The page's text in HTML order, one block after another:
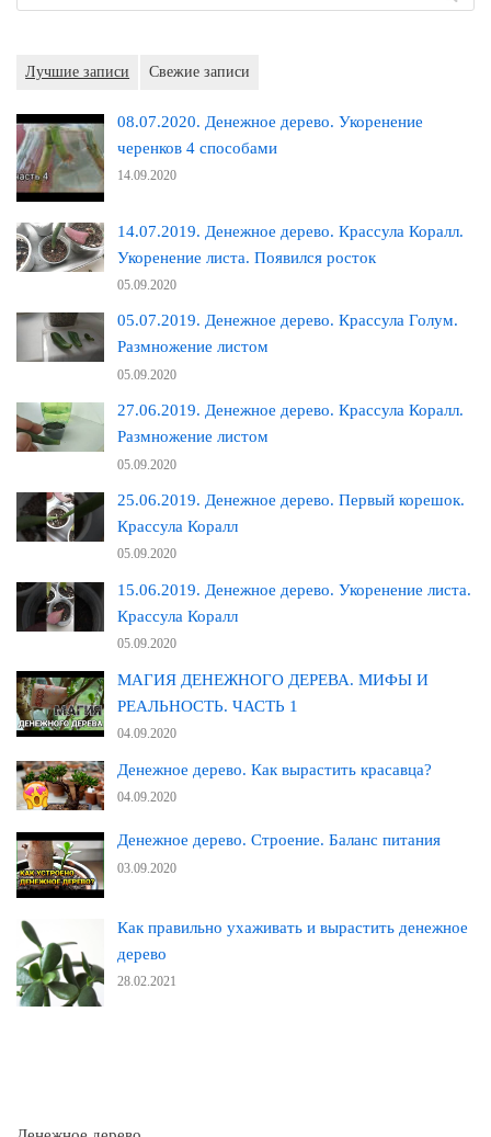
Лучшие записи Свежие записи
08.07.2020. Денежное дерево. Укоренение
черенков 4 способами
14.09.2020
14.07.2019. Денежное дерево. Крассула Коралл.
Укоренение листа. Появился росток
05.09.2020
05.07.2019. Денежное дерево. Крассула Голум.
Размножение листом
05.09.2020
27.06.2019. Денежное дерево. Крассула Коралл.
Размножение листом
05.09.2020
25.06.2019. Денежное дерево. Первый корешок.
Крассула Коралл
05.09.2020
15.06.2019. Денежное дерево. Укоренение листа.
Крассула Коралл
05.09.2020
МАГИЯ ДЕНЕЖНОГО ДЕРЕВА. МИФЫ И
РЕАЛЬНОСТЬ. ЧАСТЬ 1
04.09.2020
Денежное дерево. Как вырастить красавца?
04.09.2020
Денежное дерево. Строение. Баланс питания
03.09.2020
Как правильно ухаживать и вырастить денежное
дерево
28.02.2021